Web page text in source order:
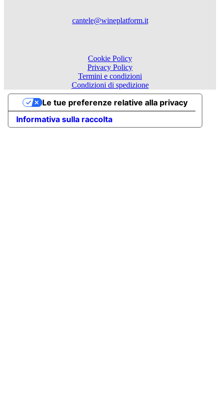
cantele@wineplatform.it
Cookie Policy
Privacy Policy
Termini e condizioni
Condizioni di spedizione
Informativa sulla raccolta
Le tue preferenze relative alla privacy